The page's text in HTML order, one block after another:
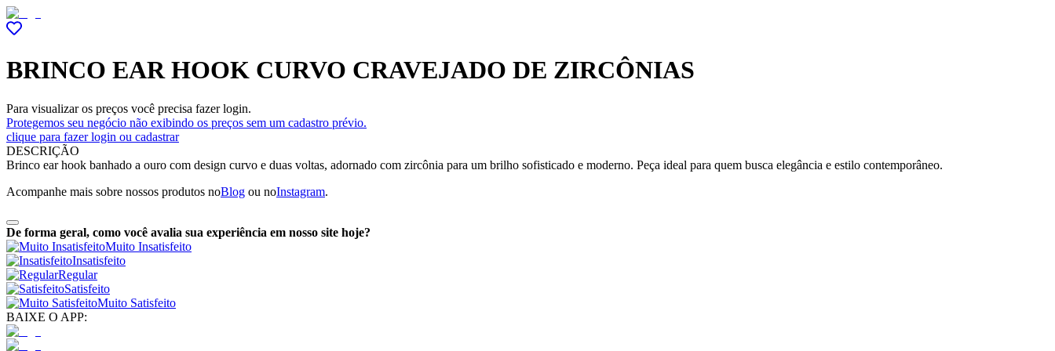
BRINCO EAR HOOK CURVO CRAVEJADO DE ZIRCÔNIAS
Para visualizar os preços você precisa fazer login.
Protegemos seu negócio não exibindo os preços sem um cadastro prévio.
clique para fazer login ou cadastrar
DESCRIÇÃO
Brinco ear hook banhado a ouro com design curvo e duas voltas, adornado com zircônia para um brilho sofisticado e moderno. Peça ideal para quem busca elegância e estilo contemporâneo.
Acompanhe mais sobre nossos produtos noBlog ou noInstagram.
De forma geral, como você avalia sua experiência em nosso site hoje?
Muito Insatisfeito
Insatisfeito
Regular
Satisfeito
Muito Satisfeito
BAIXE O APP: